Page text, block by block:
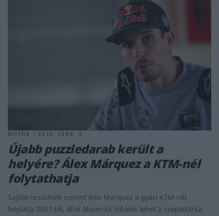
MOTOR / 2026. FEBR. 3.
Újabb puzzledarab került a
helyére? Álex Márquez a KTM-nél
folytathatja
Sajtóértesülések szerint Álex Márquez a gyári KTM-nél
folytatja 2027-től, ahol Maverick Viñales lehet a csapattársa.